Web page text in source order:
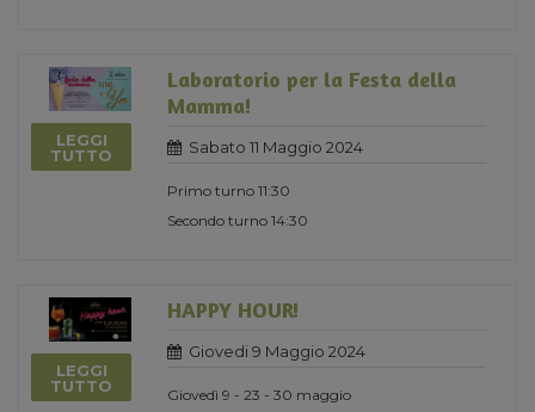
LEGGI
TUTTO
Laboratorio per la Festa della
Mamma!
Sabato 11 Maggio 2024
Primo turno 11:30
Secondo turno 14:30
LEGGI
TUTTO
HAPPY HOUR!
Giovedi 9 Maggio 2024
Giovedì 9 - 23 - 30 maggio